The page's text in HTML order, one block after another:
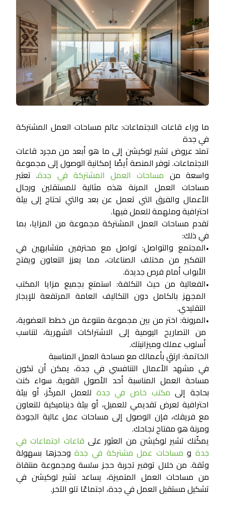
ما وراء قاعات الاجتماعات: عالم مساحات العمل المشتركة
في جدة
تمتد عروض تشير لوكيشن إلى ما هو أبعد من مجرد قاعات
الاجتماعات. توفر المنصة أيضًا إمكانية الوصول إلى مجموعة
واسعة من مساحات العمل المشتركة في جدة. تعتبر
مساحات العمل المرنة هذه مثالية للمستقلين ورجال
الأعمال والفرق التي تعمل عن بعد والتي تحتاج إلى بيئة
احترافية وملهمة للعمل فيها.
تقدم مساحات العمل المشتركة مجموعة من المزايا، بما
في ذلك:
•المجتمع والتواصل: تواصل مع محترفين متشابهين في
التفكير من مختلف الصناعات، مما يعزز التعاون ويفتح
الأبواب أمام فرص جديدة.
•الفعالية من حيث التكلفة: استمتع بجميع مزايا المكتب
المجهز بالكامل دون التكاليف العامة المرتفعة للإيجار
التقليدي.
•المرونة: اختر من بين مجموعة متنوعة من خطط العضوية،
من التصاريح اليومية إلى الاشتراكات الشهرية، لتناسب
أسلوب عملك وميزانيتك.
الخاتمة: ارتقِ بأعمالك مع مساحة العمل المناسبة
في مشهد الأعمال التنافسي في جدة، يمكن أن تكون
مساحة العمل المناسبة أحد الأصول القوية. سواء كنت
بحاجة إلى مكتب خاص في جدة للعمل المركّز، أو بيئة
احترافية لعرض تقديمي للعميل، أو بيئة ديناميكية للتعاون
مع فريقك، فإن الوصول إلى مساحات عمل عالية الجودة
ومرنة هو مفتاح نجاحك.
يمكّنك تشير لوكيشن من العثور على قاعات اجتماعات في
جدة و مساحات عمل مشتركة في جدةوحجزها بسهولة
وثقة. من خلال توفير تجربة حجز سلسة ومجموعة منتقاة
من مساحات العمل المتميزة، يساعد تشير لوكيشن في
تشكيل مستقبل العمل في جدة، اجتماعًا تلو الآخر.